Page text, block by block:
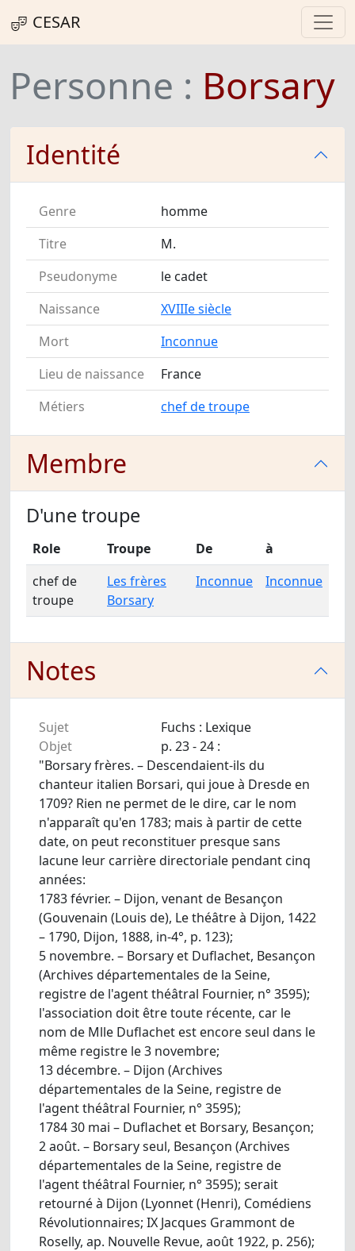
CESAR
Personne : Borsary
Identité
Genre
homme
Titre
M.
Pseudonyme
le cadet
Naissance
XVIIIe siècle
Mort
Inconnue
Lieu de naissance
France
Métiers
chef de troupe
Membre
D'une troupe
Role Troupe De
à
chef de
troupe
Les frères
Borsary
Inconnue Inconnue
Notes
Sujet
Fuchs : Lexique
Objet
p. 23 - 24 :
"Borsary frères. – Descendaient-ils du
chanteur italien Borsari, qui joue à Dresde en
1709? Rien ne permet de le dire, car le nom
n'apparaît qu'en 1783; mais à partir de cette
date, on peut reconstituer presque sans
lacune leur carrière directoriale pendant cinq
années:
1783 février. – Dijon, venant de Besançon
(Gouvenain (Louis de), Le théâtre à Dijon, 1422
– 1790, Dijon, 1888, in-4°, p. 123);
5 novembre. – Borsary et Duflachet, Besançon
(Archives départementales de la Seine,
registre de l'agent théâtral Fournier, n° 3595);
l'association doit être toute récente, car le
nom de Mlle Duflachet est encore seul dans le
même registre le 3 novembre;
13 décembre. – Dijon (Archives
départementales de la Seine, registre de
l'agent théâtral Fournier, n° 3595);
1784 30 mai – Duflachet et Borsary, Besançon;
2 août. – Borsary seul, Besançon (Archives
départementales de la Seine, registre de
l'agent théâtral Fournier, n° 3595); serait
retourné à Dijon (Lyonnet (Henri), Comédiens
Révolutionnaires; IX Jacques Grammont de
Roselly, ap. Nouvelle Revue, août 1922, p. 256);